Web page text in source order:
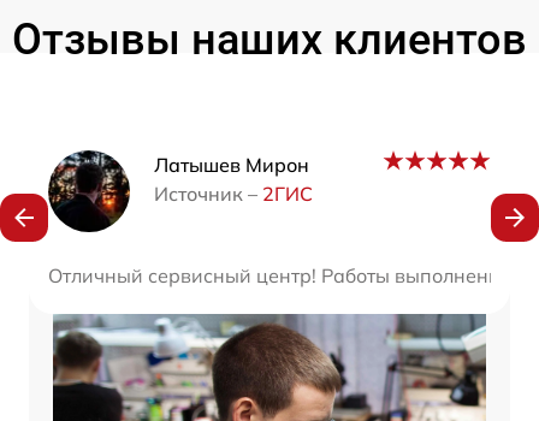
Отзывы наших клиентов
Латышев Мирон
Источник – 2ГИС
Отличный сервисный центр! Работы выполнены
Наши мастера